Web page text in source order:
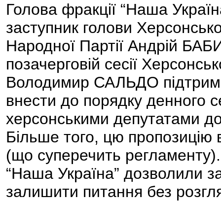
Голова фракції “Наша
заступник голови
Народної Партії Андрій
позачерговій сесії
Володимир САЛЬДО
внести до порядку денного
херсонськими депутатами
Більше того, цю пропозицію
(що суперечить регламенту).
“Наша Україна” дозволили
залишити питання без